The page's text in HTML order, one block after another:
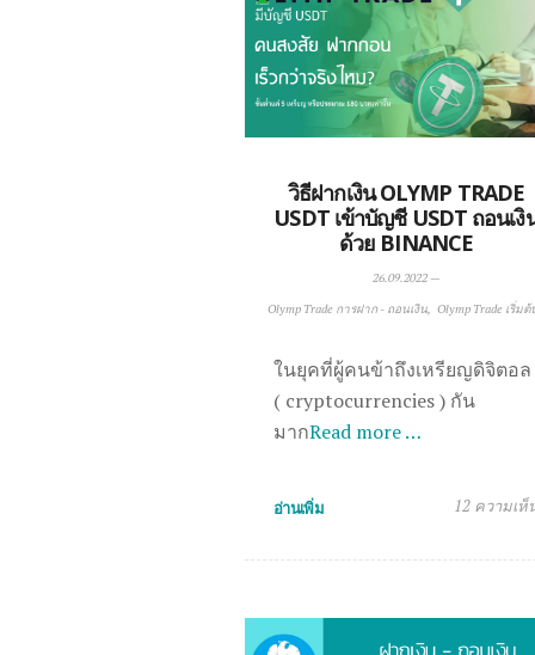
วิธีฝากเงิน OLYMP TRADE
USDT เข้าบัญชี USDT ถอนเงิ
ด้วย BINANCE
26.09.2022—
Olymp Trade การฝาก - ถอนเงิน
Olymp Trade เริ่มต้
ในยุคที่ผู้คนข้าถึงเหรียญดิจิตอล
( cryptocurrencies ) กัน
มากRead more …
อ่านเพิ่ม 12 ความเห็